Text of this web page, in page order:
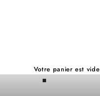
Votre panier est vide
SOLDES